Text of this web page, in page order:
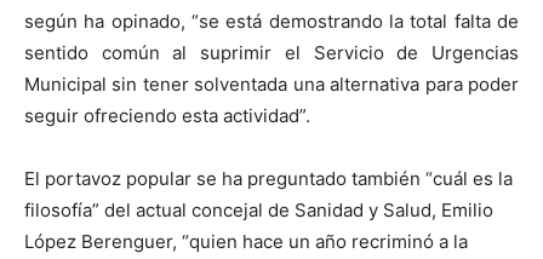
según ha opinado, “se está demostrando la total falta de
sentido común al suprimir el Servicio de Urgencias
Municipal sin tener solventada una alternativa para poder
seguir ofreciendo esta actividad”.
El portavoz popular se ha preguntado también “cuál es la
filosofía” del actual concejal de Sanidad y Salud, Emilio
López Berenguer, “quien hace un año recriminó a la